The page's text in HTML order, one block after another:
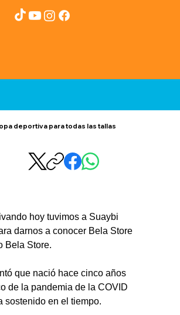
deportiva para todas las tallas
hoy tuvimos a Suaybi
darnos a conocer Bela Store
Bela Store.
que nació hace cinco años
de la pandemia de la COVID
sostenido en el tiempo.